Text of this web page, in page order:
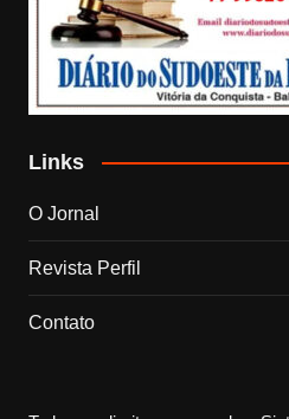
Links
O Jornal
Revista Perfil
Contato